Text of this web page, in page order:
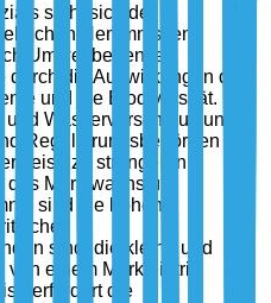
sieht sich der
Hemmnissen
Umweltbedenken
durch die Auswirkungen der
und die Biodiversität.
Wasserverschmutzung
Regulierungsbehörden
zu strengeren
Marktwachstum
sind die hohen
sind, die kleine und
einem Markteintritt
erfordert die